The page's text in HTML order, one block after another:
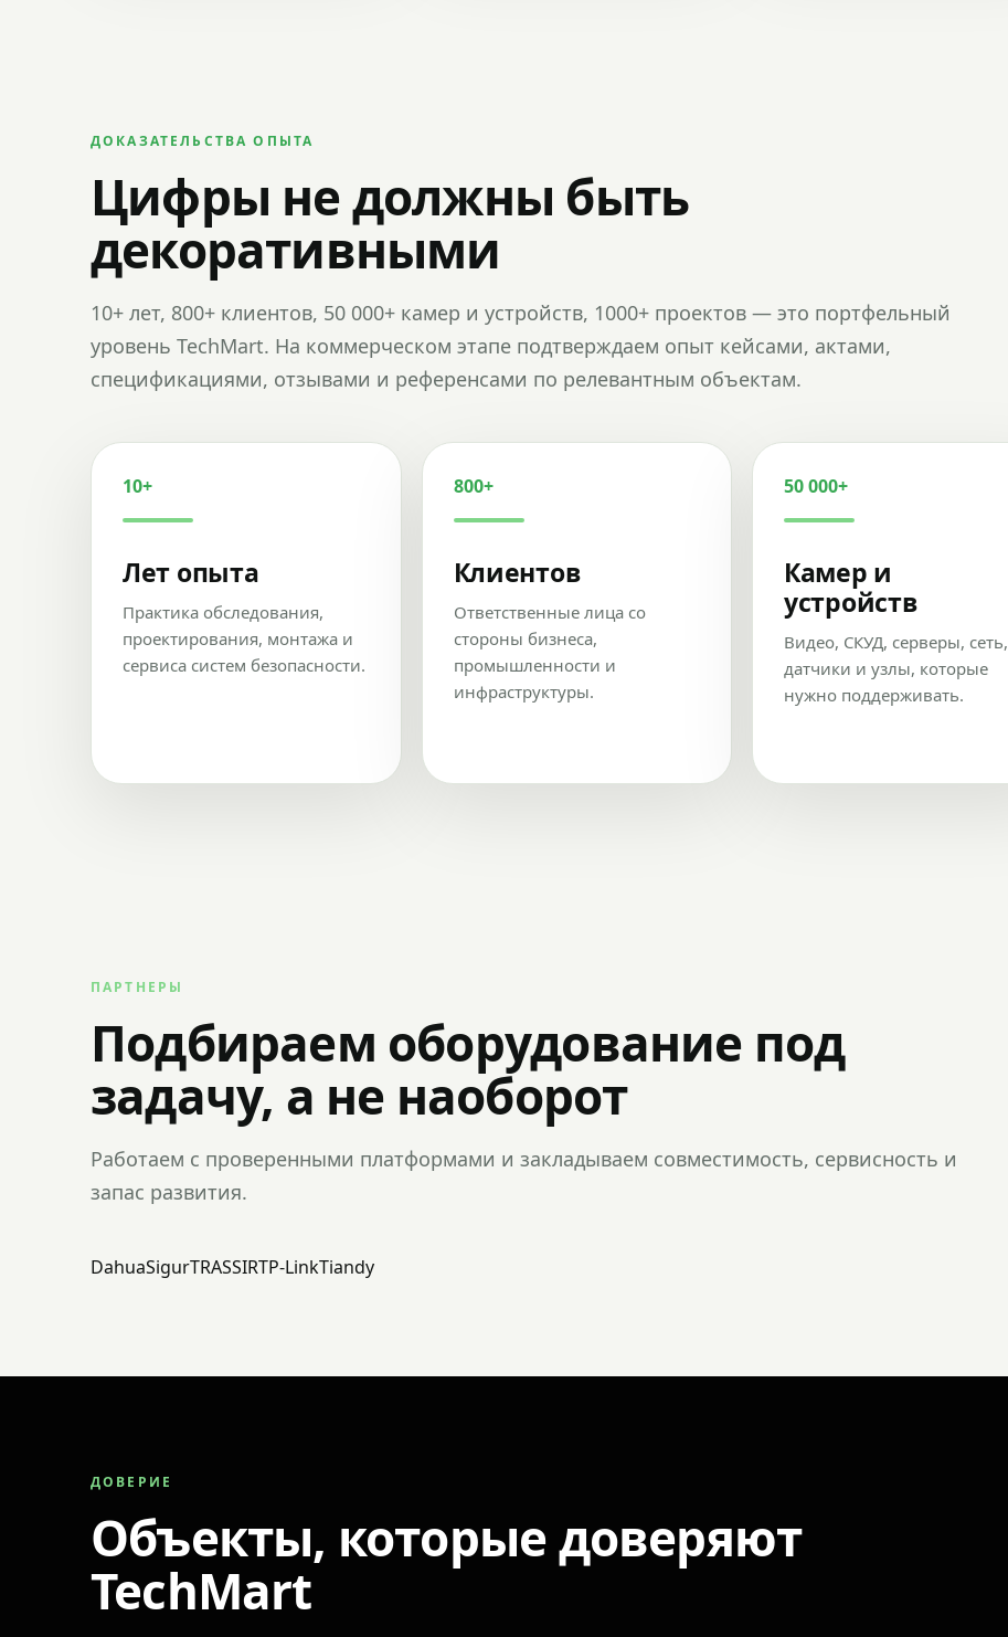
ДОКАЗАТЕЛЬСТВА ОПЫТА
Цифры не должны быть
декоративными
10+ лет, 800+ клиентов, 50 000+ камер и устройств, 1000+ проектов — это портфельный
уровень TechMart. На коммерческом этапе подтверждаем опыт кейсами, актами,
спецификациями, отзывами и референсами по релевантным объектам.
10+
Лет опыта
Практика обследования,
проектирования, монтажа и
сервиса систем безопасности.
800+
Клиентов
Ответственные лица со
стороны бизнеса,
промышленности и
инфраструктуры.
50 000+
Камер и
устройств
Видео, СКУД, серверы, сеть,
датчики и узлы, которые
нужно поддерживать.
ПАРТНЕРЫ
Подбираем оборудование под
задачу, а не наоборот
Работаем с проверенными платформами и закладываем совместимость, сервисность и
запас развития.
DahuaSigurTRASSIRTP-LinkTiandy
ДОВЕРИЕ
Объекты, которые доверяют
TechMart